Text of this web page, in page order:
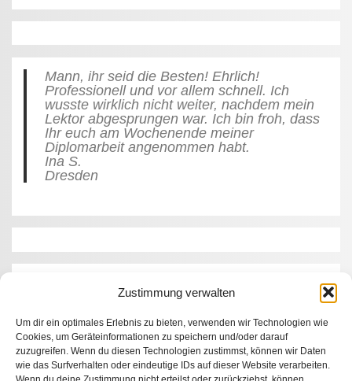
Zustimmung verwalten
Um dir ein optimales Erlebnis zu bieten, verwenden wir Technologien wie
Cookies, um Geräteinformationen zu speichern und/oder darauf
zuzugreifen. Wenn du diesen Technologien zustimmst, können wir Daten
wie das Surfverhalten oder eindeutige IDs auf dieser Website verarbeiten.
Mann, ihr seid die Besten! Ehrlich!
Professionell und vor allem schnell. Ich
wusste wirklich nicht weiter, nachdem mein
Lektor abgesprungen war. Ich bin froh, dass
Ihr euch am Wochenende meiner
Diplomarbeit angenommen habt.
Ina S.
Dresden
Erwartungen übertroffen. Der Termin wurde
Leistungs-Verhältnis stimmt.
Robert K.
Berlin